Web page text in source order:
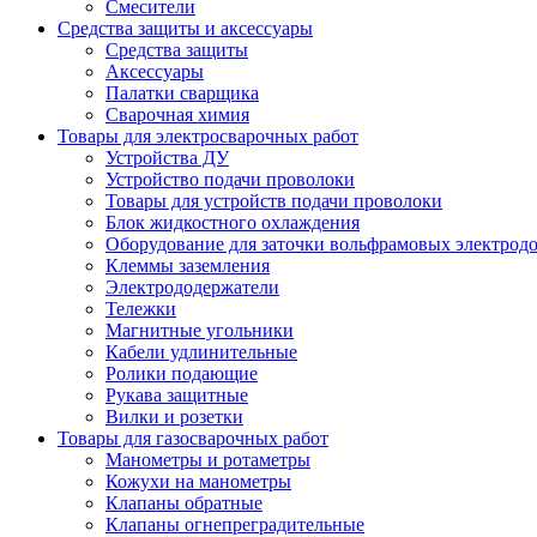
Смесители
Средства защиты и аксессуары
Средства защиты
Аксессуары
Палатки сварщика
Сварочная химия
Товары для электросварочных работ
Устройства ДУ
Устройство подачи проволоки
Товары для устройств подачи проволоки
Блок жидкостного охлаждения
Оборудование для заточки вольфрамовых
Клеммы заземления
Электрододержатели
Тележки
Магнитные угольники
Кабели удлинительные
Ролики подающие
Рукава защитные
Вилки и розетки
Товары для газосварочных работ
Манометры и ротаметры
Кожухи на манометры
Клапаны обратные
Клапаны огнепреградительные